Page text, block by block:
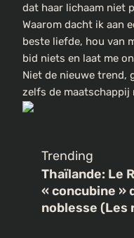
dat haar lichaam niet
Waarom dacht ik aan
beste liefde, hou van
bid niets en laat me
Niet de nieuwe trend,
zelfs de maatschappij
Trending
Thaïlande: Le
« concubine »
noblesse (Les